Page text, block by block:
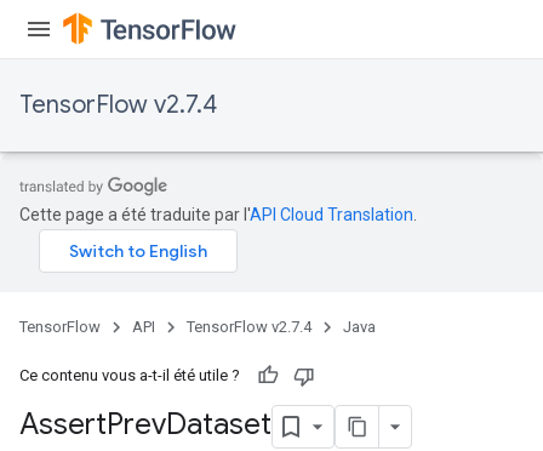
TensorFlow v2.7.4
Cette page a été traduite par l'API Cloud Translation
TensorFlow API TensorFlow v2.7.4 Java
Ce contenu vous a-t-il été utile ?
AssertPrevDataset